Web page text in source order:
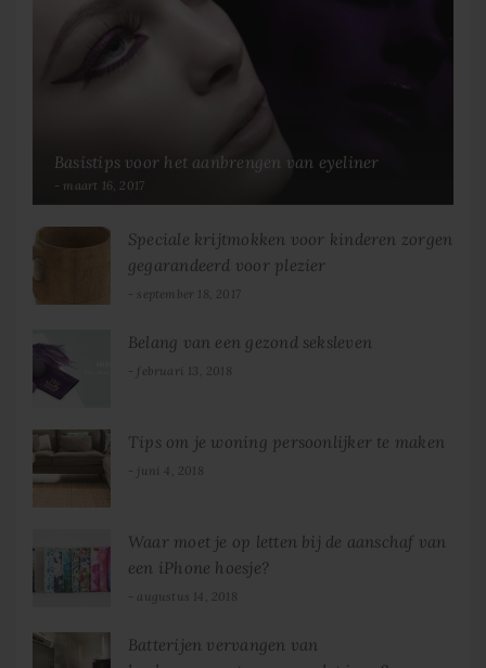
Basistips voor het aanbrengen van eyeliner
maart 16, 2017
Speciale krijtmokken voor kinderen zorgen
gegarandeerd voor plezier
september 18, 2017
Belang van een gezond seksleven
februari 13, 2018
Tips om je woning persoonlijker te maken
juni 4, 2018
Waar moet je op letten bij de aanschaf van
een iPhone hoesje?
augustus 14, 2018
Batterijen vervangen van